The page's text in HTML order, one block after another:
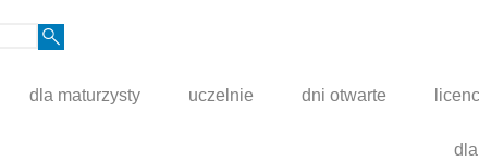
dla maturzysty uczelnie dni otwarte